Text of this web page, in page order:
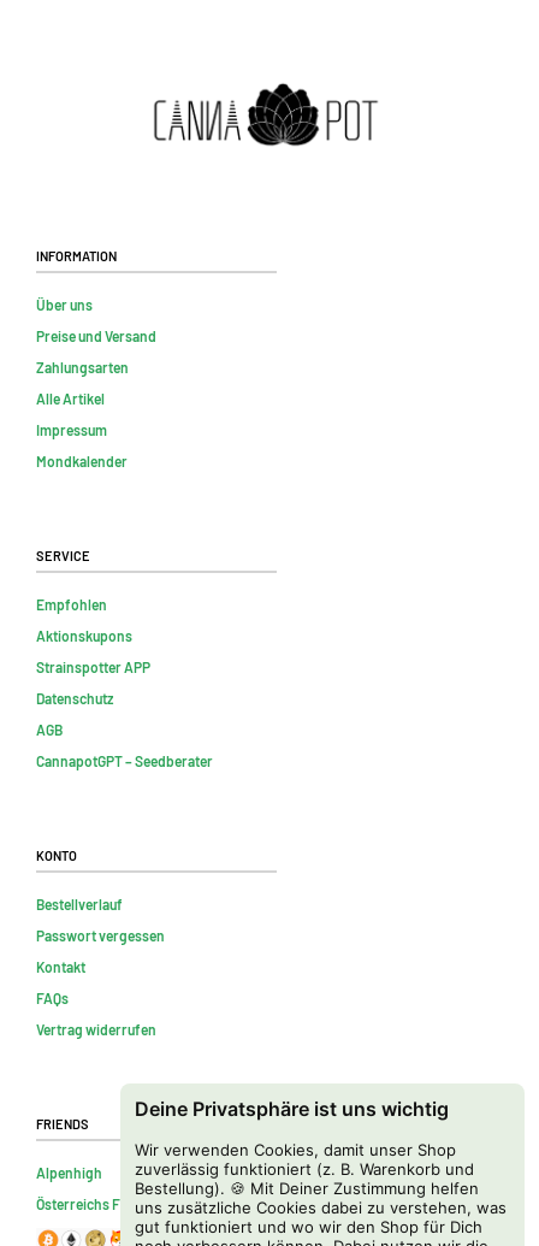
Deine Privatsphäre ist uns wichtig
Wir verwenden Cookies, damit unser Shop
zuverlässig funktioniert (z. B. Warenkorb und
Bestellung). 🍪 Mit Deiner Zustimmung helfen
uns zusätzliche Cookies dabei zu verstehen, was
gut funktioniert und wo wir den Shop für Dich
Information
Über uns
Preise und Versand
Zahlungsarten
Alle Artikel
Impressum
Mondkalender
Service
Empfohlen
Aktionskupons
Strainspotter APP
Datenschutz
AGB
CannapotGPT – Seedberater
Konto
Bestellverlauf
Passwort vergessen
Kontakt
FAQs
Vertrag widerrufen
Friends
Alpenhigh
Österreichs Firmenverzeichnis